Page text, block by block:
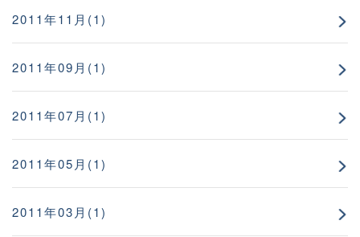
2011年11月(1)
2011年09月(1)
2011年07月(1)
2011年05月(1)
2011年03月(1)